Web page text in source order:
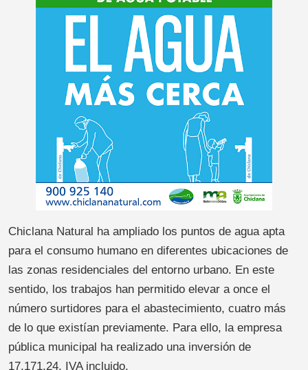
Chiclana Natural ha ampliado los puntos de agua apta
para el consumo humano en diferentes ubicaciones de
las zonas residenciales del entorno urbano. En este
sentido, los trabajos han permitido elevar a once el
número surtidores para el abastecimiento, cuatro más
de lo que existían previamente. Para ello, la empresa
pública municipal ha realizado una inversión de
17.171,24, IVA incluido.